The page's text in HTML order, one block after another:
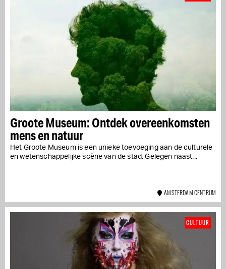
Groote Museum: Ontdek overeenkomsten
mens en natuur
Het Groote Museum is een unieke toevoeging aan de culturele
en wetenschappelijke scène van de stad. Gelegen naast...
AMSTERDAM CENTRUM
CULTUUR